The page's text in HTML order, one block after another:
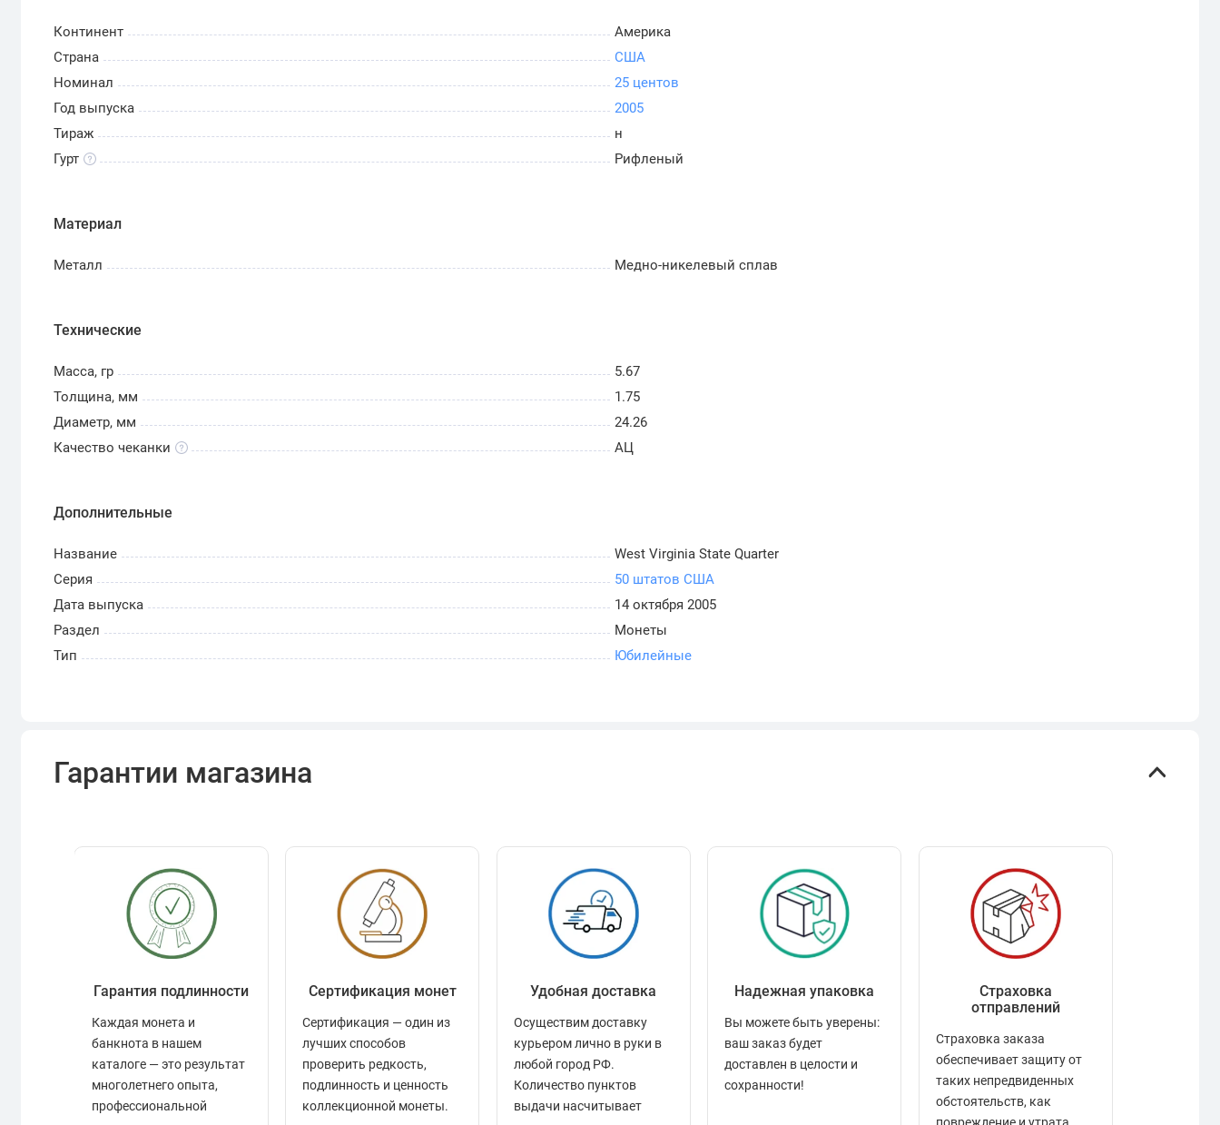
Континент
Америка
Страна
США
Номинал
25 центов
Год выпуска
2005
Тираж
н
Гурт
Рифленый
Материал
Металл Медно-никелевый сплав
Технические
Масса, гр
5.67
Толщина, мм
1.75
Диаметр, мм
24.26
Качество чеканки
АЦ
Дополнительные
Название
West Virginia State Quarter
Серия
50 штатов США
Дата выпуска
14 октября 2005
Раздел
Монеты
Тип
Юбилейные
Гарантии магазина
Гарантия подлинности
Каждая монета и
банкнота в нашем
каталоге — это результат
многолетнего опыта,
профессиональной
Сертификация монет
Сертификация — один из
лучших способов
проверить редкость,
подлинность и ценность
коллекционной монеты.
Удобная доставка
Осуществим доставку
курьером лично в руки в
любой город РФ.
Количество пунктов
выдачи насчитывает
Надежная упаковка
Вы можете быть уверены:
ваш заказ будет
доставлен в целости и
сохранности!
Страховка
отправлений
Страховка заказа
обеспечивает защиту от
таких непредвиденных
обстоятельств, как